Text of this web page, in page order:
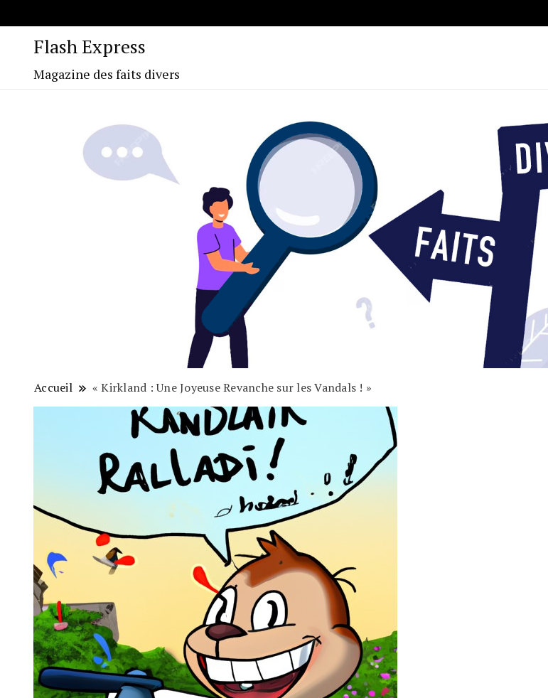
Flash Express
Magazine des faits divers
Accueil « Kirkland : Une Joyeuse Revanche sur les Vandals ! »